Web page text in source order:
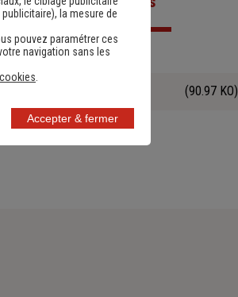
(90.97 KO)
), la mesure de
pouvez paramétrer ces
navigation sans les
Accepter & fermer